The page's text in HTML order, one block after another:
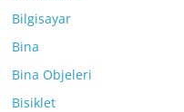
Bilgisayar
Bina
Bina Objeleri
Bisiklet